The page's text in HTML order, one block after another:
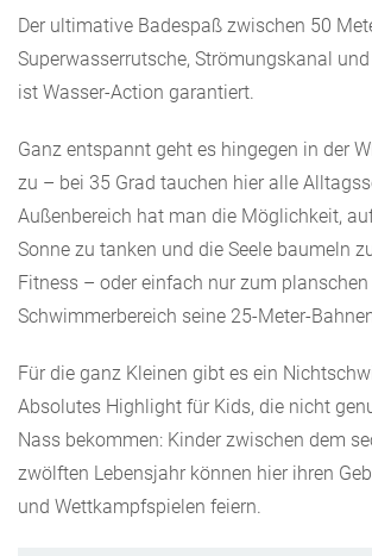
Der ultimative Badespaß zwischen 50
Superwasserrutsche, Strömungskanal
ist Wasser-Action garantiert.
Ganz entspannt geht es hingegen in der
zu – bei 35 Grad tauchen hier alle
Außenbereich hat man die Möglichkeit,
Sonne zu tanken und die Seele baumeln
Fitness – oder einfach nur zum
Schwimmerbereich seine 25-Meter-
Für die ganz Kleinen gibt es ein
Absolutes Highlight für Kids, die nicht
Nass bekommen: Kinder zwischen dem
zwölften Lebensjahr können hier ihren
und Wettkampfspielen feiern.